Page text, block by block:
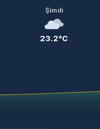
Şimdi
23.2°C